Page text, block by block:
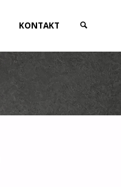
KONTAKT
SZUKAJ